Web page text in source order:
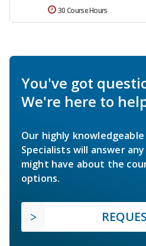
30 Course Hours
You've got
We're here to
Our highly
Specialists will answer
might have about the
options.